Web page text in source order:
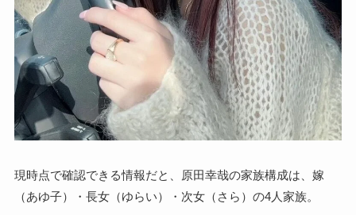
現時点で確認できる情報だと、原田幸哉の家族構成は、嫁
（あゆ子）・長女（ゆらい）・次女（さら）の4人家族。